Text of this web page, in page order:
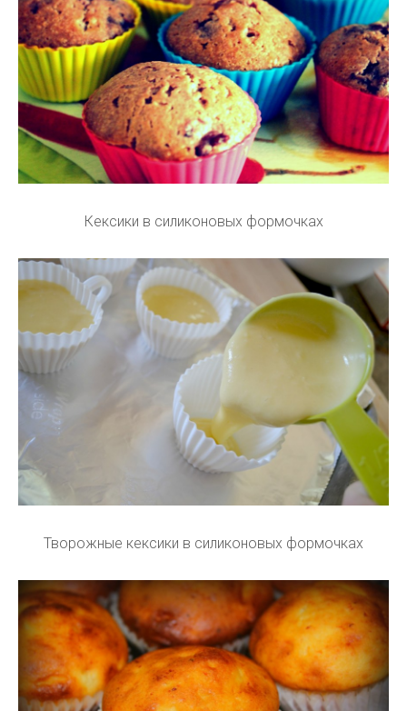
Кексики в силиконовых формочках
Творожные кексики в силиконовых формочках